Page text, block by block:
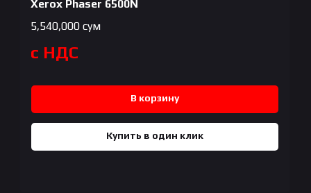
Xerox Phaser 6500N
5,540,000 сум
с НДС
В корзину
Купить в один клик